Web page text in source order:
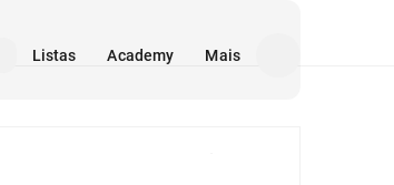
Listas Academy Mais